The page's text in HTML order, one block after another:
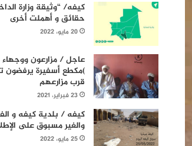
كيفه/ “وثيقة وزارة
حقائق و أهملت أخرى
20 مايو، 2022
عاجل / مزارعون ووجهاء
)مكطع أسفيرة يرفضون
قرب مزارعهم
23 فبراير، 2021
كيفه / بلدية كيفه و
والغير مسبوق على
25 مايو، 2022